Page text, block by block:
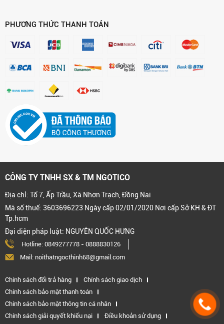
PHƯƠNG THỨC THANH TOÁN
CÔNG TY TNHH SX & TM NGOTICO
Địa chỉ: Tổ 7, Ấp Trầu, Xã Nhơn Trạch, Đồng Nai
Mã số thuế: 3603696223 Ngày cấp 02/01/2020 Nơi cấp Sở KH & ĐT
Tp.hcm
Đại diện pháp luật: NGUYỄN QUỐC HƯNG
Hotline: 0849277778 - 0888830126
Mail: noithatngocthinh68@gmail.com
Chính sách đổi trả hàng
Chính sách giao dịch
Chính sách bảo mật thanh toán
Chính sách bảo mật thông tin cá nhân
Chính sách giải quyết khiếu nại
Điều khoản sử dụng